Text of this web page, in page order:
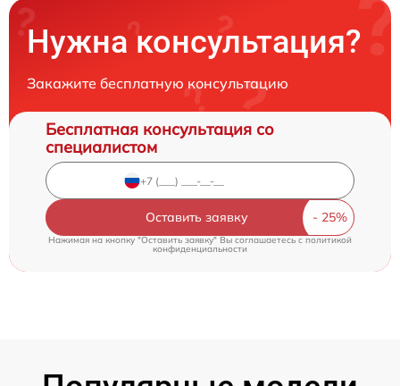
Нужна консультация?
Закажите бесплатную консультацию
Бесплатная консультация со
специалистом
Оставить заявку
Нажимая на кнопку "Оставить заявку" Вы соглашаетесь c политикой
конфиденциальности